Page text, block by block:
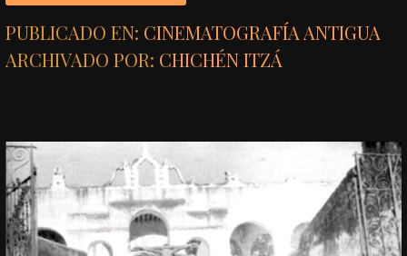
PUBLICADO EN: CINEMATOGRAFÍA ANTIGUA
ARCHIVADO POR: CHICHÉN ITZÁ